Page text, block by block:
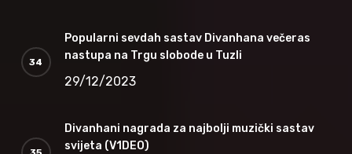
Popularni sevdah sastav Divanhana večeras
nastupa na Trgu slobode u Tuzli
29/12/2023
Divanhani nagrada za najbolji muzički sastav
svijeta (V1DEO)